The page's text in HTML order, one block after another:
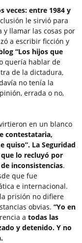
veces: entre 1984 y
le sirvió para
y llamar las cosas por
a escribir ficción y
“Los hijos que
quería hablar de
de la dictadura,
no tenía la
errada o no,
en un blanco
contestataria,
quiso”. La Seguridad
lo recluyó por
inconsistencias.
que fue
e internacional.
prisión no difiere
obvias. “Yo en
a todas las
y detenido. Y no